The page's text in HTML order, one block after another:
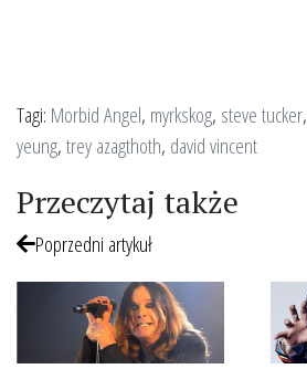
Tagi: Morbid Angel, myrkskog, steve tucker,
yeung,trey azagthoth, david vincent
Przeczytaj także
Poprzedni artykuł